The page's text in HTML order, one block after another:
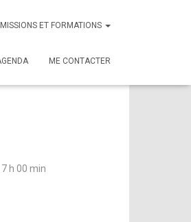
ET FORMATIONS
ME CONTACTER
h 00 min